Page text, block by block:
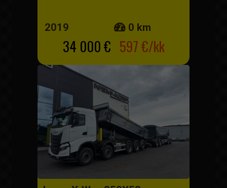
2019 0 km
34 000 € 597 €/kk